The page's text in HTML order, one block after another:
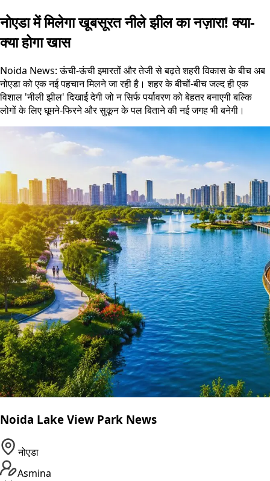
नोएडा में मिलेगा खूबसूरत नीले झील का नज़ारा! क्या-
क्या होगा खास
Noida News: ऊंची-ऊंची इमारतों और तेजी से बढ़ते शहरी विकास के बीच अब
नोएडा को एक नई पहचान मिलने जा रही है। शहर के बीचों-बीच जल्द ही एक
विशाल 'नीली झील' दिखाई देगी जो न सिर्फ पर्यावरण को बेहतर बनाएगी बल्कि
लोगों के लिए घूमने-फिरने और सुकून के पल बिताने की नई जगह भी बनेगी।
Noida Lake View Park News
नोएडा
Asmina